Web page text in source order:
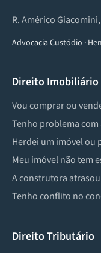
R. Américo
Advocacia Custódio ·
Direito Imobiliário
Vou comprar ou
Tenho problema
Herdei um imóvel ou
Meu imóvel não tem
A construtora
Tenho conflito no
Direito Tributário